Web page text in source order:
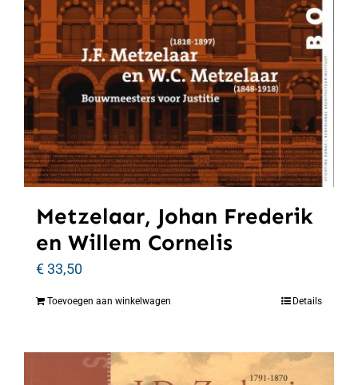
Metzelaar, Johan Frederik
en Willem Cornelis
€33,50
Toevoegen aan winkelwagen Details